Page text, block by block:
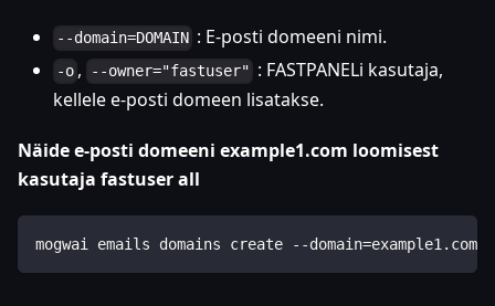
--domain=DOMAIN : E-posti domeeni nimi.
-o , --owner="fastuser" : FASTPANELi kasutaja,
kellele e-posti domeen lisatakse.
Näide e-posti domeeni example1.com loomisest
kasutaja fastuser all
mogwai emails domains create --